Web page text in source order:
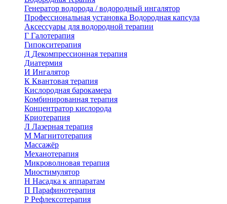
Генератор водорода / водородный ингалятор
Профессиональная установка Водородная капсула
Аксессуары для водородной терапии
Г Галотерапия
Гипокситерапия
Д Декомпрессионная терапия
Диатермия
И Ингалятор
К Квантовая терапия
Кислородная барокамера
Комбинированная терапия
Концентратор кислорода
Криотерапия
Л Лазерная терапия
М Магнитотерапия
Массажёр
Механотерапия
Микроволновая терапия
Миостимулятор
Н Насадка к аппаратам
П Парафинотерапия
Р Рефлексотерапия